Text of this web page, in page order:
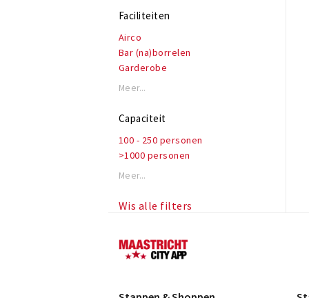
Faciliteiten
Airco
Bar (na)borrelen
Garderobe
Honden toegestaan
Invalidentoilet
Kindvriendelijk
Private dining
Reserveren mogelijk
Terras of binnentuin
WiFi
Meer...
Capaciteit
100 - 250 personen
>1000 personen
Meer...
Wis alle filters
Maastricht